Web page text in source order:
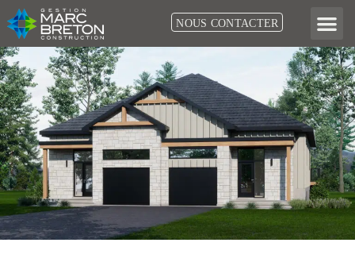
Aller
au
contenu
NOUS CONTACTER